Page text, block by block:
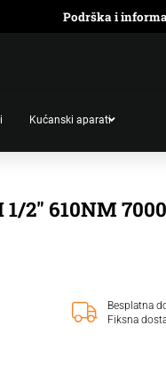
Podrška i
Kućanski aparati
2" 610NM
Besplatna
Fiksna